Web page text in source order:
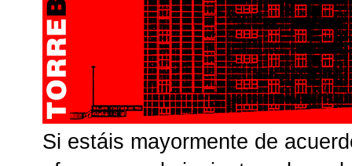
Si estáis mayormente de